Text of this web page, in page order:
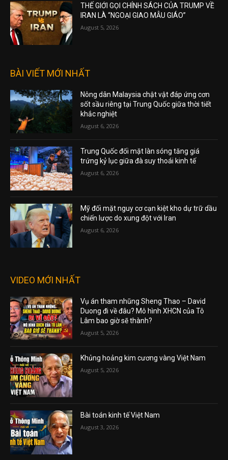
THẾ GIỚI GỌI CHÍNH SÁCH CỦA TRUMP VỀ
IRAN LÀ “NGOẠI GIAO MẪU GIÁO”
August 5, 2026
BÀI VIẾT MỚI NHẤT
Nông dân Malaysia chật vật đáp ứng cơn
sốt sầu riêng tại Trung Quốc giữa thời tiết
khắc nghiệt
August 6, 2026
Trung Quốc đối mặt làn sóng tăng giá
trứng kỷ lục giữa đà suy thoái kinh tế
August 6, 2026
Mỹ đối mặt nguy cơ cạn kiệt kho dự trữ dầu
chiến lược do xung đột với Iran
August 6, 2026
VIDEO MỚI NHẤT
Vụ án tham nhũng Sheng Thao – David
Duong đi về đâu? Mô hình XHCN của Tô
Lâm bao giờ sẽ thành?
August 5, 2026
Khủng hoảng kim cương vàng Việt Nam
August 5, 2026
Bài toán kinh tế Việt Nam
August 3, 2026